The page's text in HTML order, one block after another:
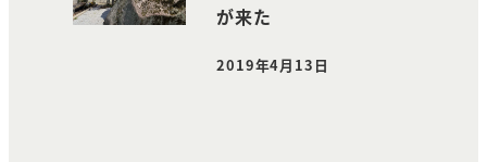
が来た
投稿日
2019年4月13日